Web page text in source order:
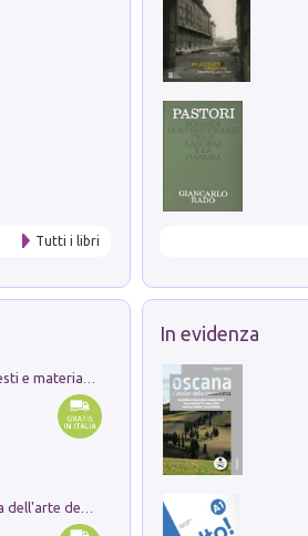
Tutti i libri
In evidenza